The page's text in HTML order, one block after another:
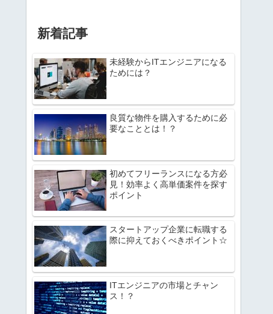
新着記事
未経験からITエンジニアになる
ためには？
良質な物件を購入するために必
要なこととは！？
初めてフリーランスになる方必
見！効率よく高単価案件を探す
ポイント
スタートアップ企業に転職する
際に抑えておくべきポイント☆
ITエンジニアの市場とチャン
ス！？